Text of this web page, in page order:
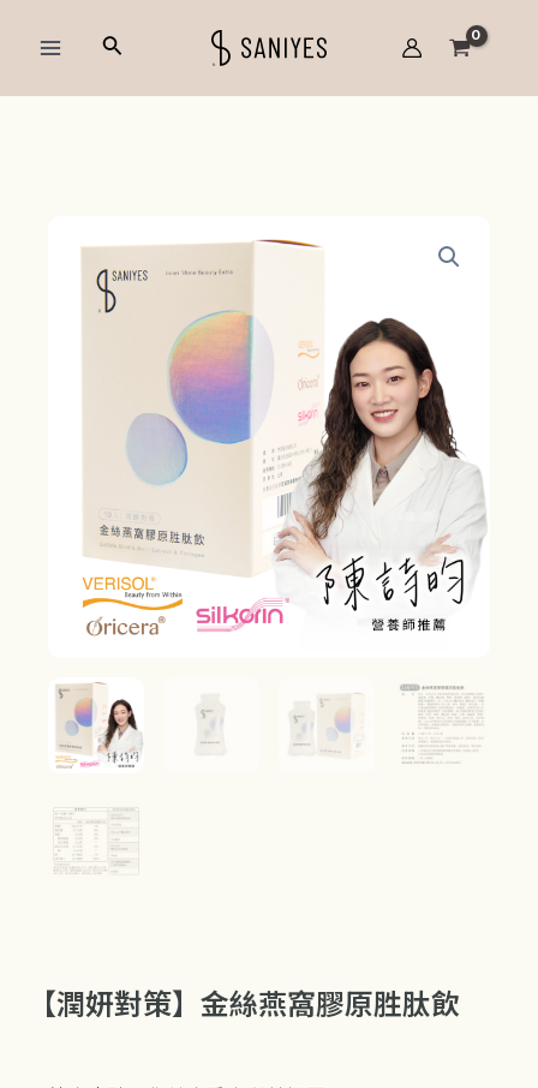
搜
【潤妍對策】金絲燕窩膠原胜肽飲